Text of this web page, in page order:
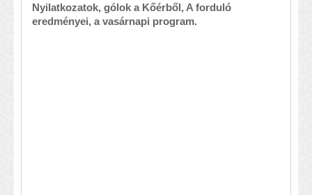
Nyilatkozatok, gólok a Kőérből, A forduló
eredményei, a vasárnapi program.